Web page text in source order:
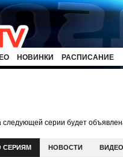
НОВИНКИ РАСПИСАНИЕ
серии будет
СЕРИЯМ НОВОСТИ ВИДЕО